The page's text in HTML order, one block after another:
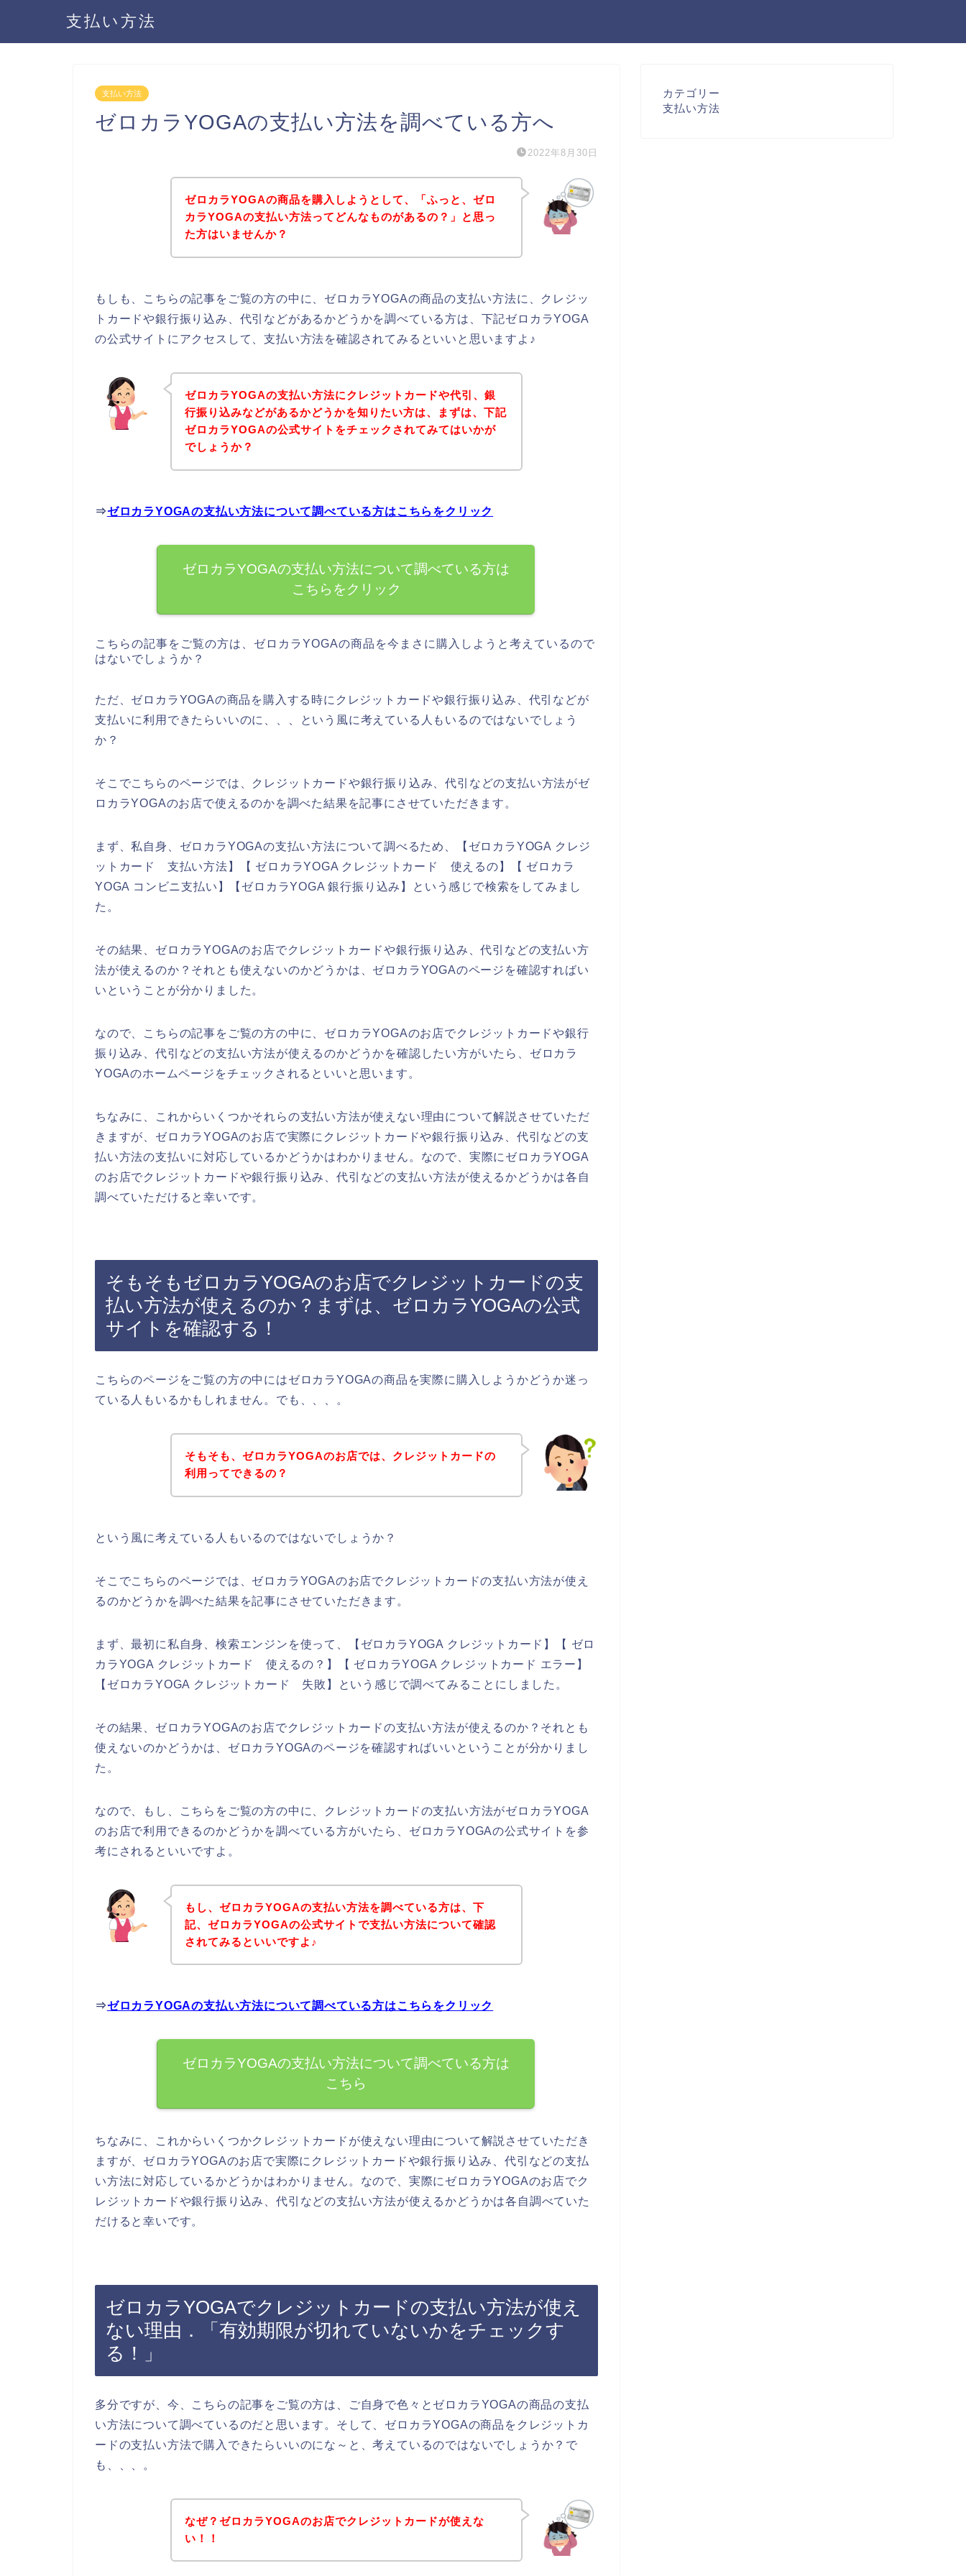
支払い方法
支払い方法
ゼロカラYOGAの支払い方法を調べている方へ
2022年8月30日
ゼロカラYOGAの商品を購入しようとして、「ふっと、ゼロ
カラYOGAの支払い方法ってどんなものがあるの？」と思っ
た方はいませんか？
もしも、こちらの記事をご覧の方の中に、ゼロカラYOGAの商品の支払い方法に、クレジッ
トカードや銀行振り込み、代引などがあるかどうかを調べている方は、下記ゼロカラYOGA
の公式サイトにアクセスして、支払い方法を確認されてみるといいと思いますよ♪
ゼロカラYOGAの支払い方法にクレジットカードや代引、銀
行振り込みなどがあるかどうかを知りたい方は、まずは、下記
ゼロカラYOGAの公式サイトをチェックされてみてはいかが
でしょうか？
⇒ゼロカラYOGAの支払い方法について調べている方はこちらをクリック
ゼロカラYOGAの支払い方法について調べている方は
こちらをクリック
こちらの記事をご覧の方は、ゼロカラYOGAの商品を今まさに購入しようと考えているので
はないでしょうか？
ただ、ゼロカラYOGAの商品を購入する時にクレジットカードや銀行振り込み、代引などが
支払いに利用できたらいいのに、、、という風に考えている人もいるのではないでしょう
か？
そこでこちらのページでは、クレジットカードや銀行振り込み、代引などの支払い方法がゼ
ロカラYOGAのお店で使えるのかを調べた結果を記事にさせていただきます。
まず、私自身、ゼロカラYOGAの支払い方法について調べるため、【ゼロカラYOGA クレジ
ットカード 支払い方法】【 ゼロカラYOGA クレジットカード 使えるの】【 ゼロカラ
YOGA コンビニ支払い】【ゼロカラYOGA 銀行振り込み】という感じで検索をしてみまし
た。
その結果、ゼロカラYOGAのお店でクレジットカードや銀行振り込み、代引などの支払い方
法が使えるのか？それとも使えないのかどうかは、ゼロカラYOGAのページを確認すればい
いということが分かりました。
なので、こちらの記事をご覧の方の中に、ゼロカラYOGAのお店でクレジットカードや銀行
振り込み、代引などの支払い方法が使えるのかどうかを確認したい方がいたら、ゼロカラ
YOGAのホームページをチェックされるといいと思います。
ちなみに、これからいくつかそれらの支払い方法が使えない理由について解説させていただ
きますが、ゼロカラYOGAのお店で実際にクレジットカードや銀行振り込み、代引などの支
払い方法の支払いに対応しているかどうかはわかりません。なので、実際にゼロカラYOGA
のお店でクレジットカードや銀行振り込み、代引などの支払い方法が使えるかどうかは各自
調べていただけると幸いです。
そもそもゼロカラYOGAのお店でクレジットカードの支
払い方法が使えるのか？まずは、ゼロカラYOGAの公式
サイトを確認する！
こちらのページをご覧の方の中にはゼロカラYOGAの商品を実際に購入しようかどうか迷っ
ている人もいるかもしれません。でも、、、。
そもそも、ゼロカラYOGAのお店では、クレジットカードの
利用ってできるの？
という風に考えている人もいるのではないでしょうか？
そこでこちらのページでは、ゼロカラYOGAのお店でクレジットカードの支払い方法が使え
るのかどうかを調べた結果を記事にさせていただきます。
まず、最初に私自身、検索エンジンを使って、【ゼロカラYOGA クレジットカード】【 ゼロ
カラYOGA クレジットカード 使えるの？】【 ゼロカラYOGA クレジットカード エラー】
【ゼロカラYOGA クレジットカード 失敗】という感じで調べてみることにしました。
その結果、ゼロカラYOGAのお店でクレジットカードの支払い方法が使えるのか？それとも
使えないのかどうかは、ゼロカラYOGAのページを確認すればいいということが分かりまし
た。
なので、もし、こちらをご覧の方の中に、クレジットカードの支払い方法がゼロカラYOGA
のお店で利用できるのかどうかを調べている方がいたら、ゼロカラYOGAの公式サイトを参
考にされるといいですよ。
もし、ゼロカラYOGAの支払い方法を調べている方は、下
記、ゼロカラYOGAの公式サイトで支払い方法について確認
されてみるといいですよ♪
⇒ゼロカラYOGAの支払い方法について調べている方はこちらをクリック
ゼロカラYOGAの支払い方法について調べている方は
こちら
ちなみに、これからいくつかクレジットカードが使えない理由について解説させていただき
ますが、ゼロカラYOGAのお店で実際にクレジットカードや銀行振り込み、代引などの支払
い方法に対応しているかどうかはわかりません。なので、実際にゼロカラYOGAのお店でク
レジットカードや銀行振り込み、代引などの支払い方法が使えるかどうかは各自調べていた
だけると幸いです。
ゼロカラYOGAでクレジットカードの支払い方法が使え
ない理由．「有効期限が切れていないかをチェックす
る！」
多分ですが、今、こちらの記事をご覧の方は、ご自身で色々とゼロカラYOGAの商品の支払
い方法について調べているのだと思います。そして、ゼロカラYOGAの商品をクレジットカ
ードの支払い方法で購入できたらいいのにな～と、考えているのではないでしょうか？で
も、、、。
なぜ？ゼロカラYOGAのお店でクレジットカードが使えな
い！！
カテゴリー
支払い方法